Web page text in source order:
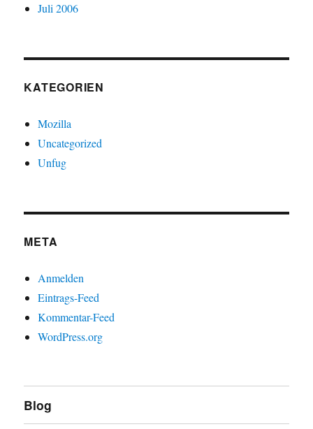
Juli 2006
KATEGORIEN
Mozilla
Uncategorized
Unfug
META
Anmelden
Eintrags-Feed
Kommentar-Feed
WordPress.org
Blog